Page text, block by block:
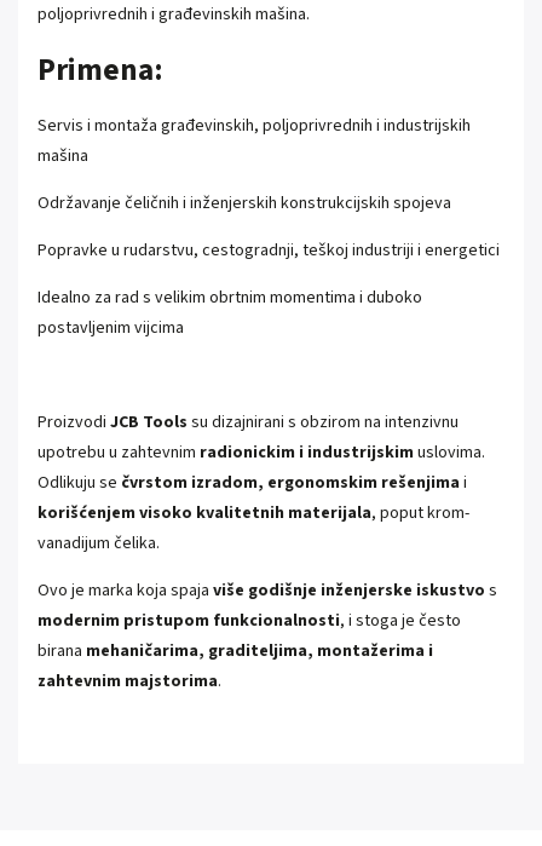
poljoprivrednih i građevinskih mašina.
Primena:
Servis i montaža građevinskih, poljoprivrednih i industrijskih
mašina
Održavanje čeličnih i inženjerskih konstrukcijskih spojeva
Popravke u rudarstvu, cestogradnji, teškoj industriji i energetici
Idealno za rad s velikim obrtnim momentima i duboko
postavljenim vijcima
Proizvodi JCB Tools su dizajnirani s obzirom na intenzivnu
upotrebu u zahtevnim radionickim i industrijskim uslovima.
Odlikuju se čvrstom izradom, ergonomskim rešenjima i
korišćenjem visoko kvalitetnih materijala, poput krom-
vanadijum čelika.
Ovo je marka koja spaja više godišnje inženjerske iskustvo s
modernim pristupom funkcionalnosti, i stoga je često
birana mehaničarima, graditeljima, montažerima i
zahtevnim majstorima.